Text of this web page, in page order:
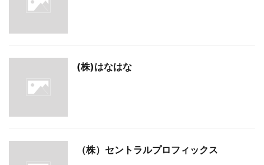
(株)はなはな
（株）セントラルプロフィックス